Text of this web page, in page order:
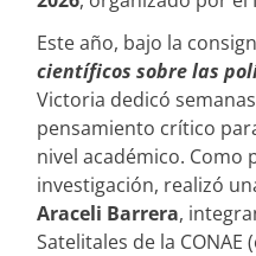
Este año, bajo la
científicos sobre las
Victoria dedicó
pensamiento crítico
nivel académico. Como
investigación, realizó
Araceli Barrera,
Satelitales de la